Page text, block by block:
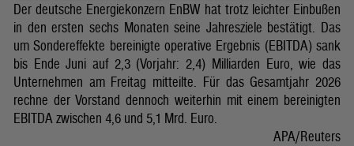
Der deutsche Energiekonzern EnBW hat trotz leichter Einbußen
in den ersten sechs Monaten seine Jahresziele bestätigt. Das
um Sondereffekte bereinigte operative Ergebnis (EBITDA) sank
bis Ende Juni auf 2,3 (Vorjahr: 2,4) Milliarden Euro, wie das
Unternehmen am Freitag mitteilte. Für das Gesamtjahr 2026
rechne der Vorstand dennoch weiterhin mit einem bereinigten
EBITDA zwischen 4,6 und 5,1 Mrd. Euro.
APA/Reuters